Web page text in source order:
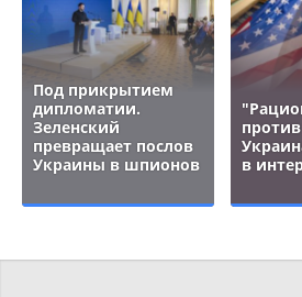
Под прикрытием
дипломатии.
Зеленский
превращает послов
Украины в шпионов
в